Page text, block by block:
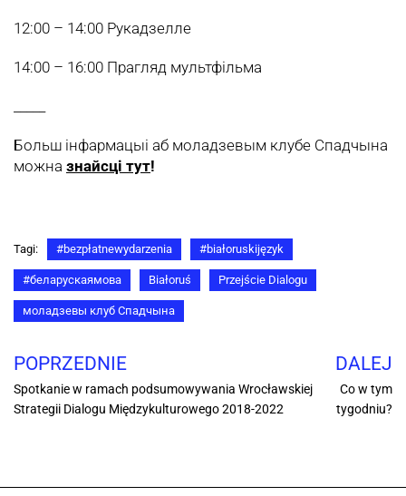
12:00 – 14:00 Рукадзелле
14:00 – 16:00 Прагляд мультфільма
Больш інфармацыі аб моладзевым клубе Спадчына
можна знайсці тут!
Tagi: #bezpłatnewydarzenia #białoruskijęzyk
#беларускаямова Białoruś Przejście Dialogu
моладзевы клуб Спадчына
POPRZEDNIE
Spotkanie w ramach podsumowywania Wrocławskiej
Strategii Dialogu Międzykulturowego 2018-2022
DALEJ
Co w tym
tygodniu?